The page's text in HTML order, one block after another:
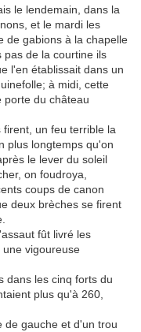
le lendemain, dans la
et le mardi les
de gabions à la chapelle
pas de la courtine ils
l'en établissait dans un
à midi, cette
porte du château
un feu terrible la
plus longtemps qu'on
le lever du soleil
on foudroya,
coups de canon
deux brèches se firent
fût livré les
vigoureuse
dans les cinq forts du
plus qu'à 260,
de gauche et d'un trou